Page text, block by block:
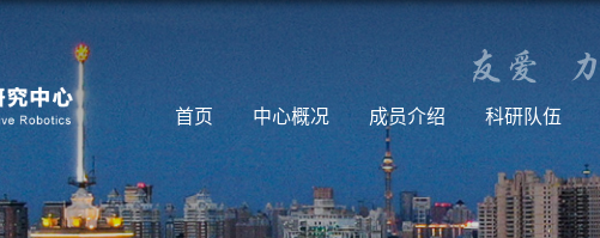
首页 中心概况 成员介绍 科研队伍